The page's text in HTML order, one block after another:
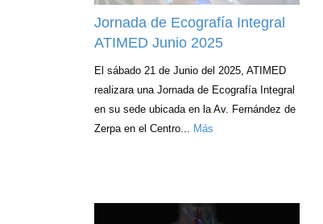
Jornada de Ecografía Integral
ATIMED Junio 2025
El sábado 21 de Junio del 2025, ATIMED
realizara una Jornada de Ecografía Integral
en su sede ubicada en la Av. Fernández de
Zerpa en el Centro... Más